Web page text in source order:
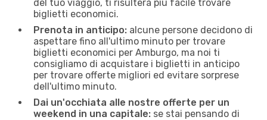
del tuo viaggio, ti risulterà più facile trovare
biglietti economici.
Prenota in anticipo: alcune persone decidono di
aspettare fino all'ultimo minuto per trovare
biglietti economici per Amburgo, ma noi ti
consigliamo di acquistare i biglietti in anticipo
per trovare offerte migliori ed evitare sorprese
dell'ultimo minuto.
Dai un'occhiata alle nostre offerte per un
weekend in una capitale: se stai pensando di